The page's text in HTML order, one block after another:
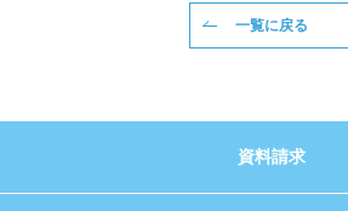
一覧に戻る
資料請求